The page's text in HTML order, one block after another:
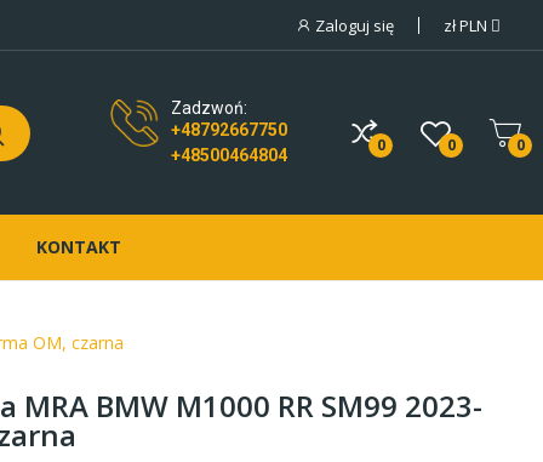
Zaloguj się złPLN
Zadzwoń:
+48792667750
+48500464804
0 0 0
KONTAKT
OM, czarna
BMW M1000 RR SM99 2023-